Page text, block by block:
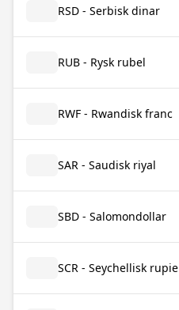
RSD - Serbisk dinar
RUB - Rysk rubel
RWF - Rwandisk franc
SAR - Saudisk riyal
SBD - Salomondollar
SCR - Seychellisk rupie